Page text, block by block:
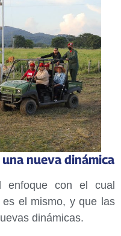
nueva dinámica
enfoque con el cual
el mismo, y que las
dinámicas.